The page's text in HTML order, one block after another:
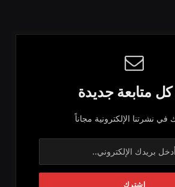
متابعة جديدة
في نشرتنا الإلكترونية مجاناً